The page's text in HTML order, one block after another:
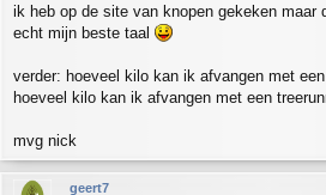
ik heb op de site van knopen gekeken maar
echt mijn beste taal
verder: hoeveel kilo kan ik afvangen met
hoeveel kilo kan ik afvangen met een
mvg nick
geert7